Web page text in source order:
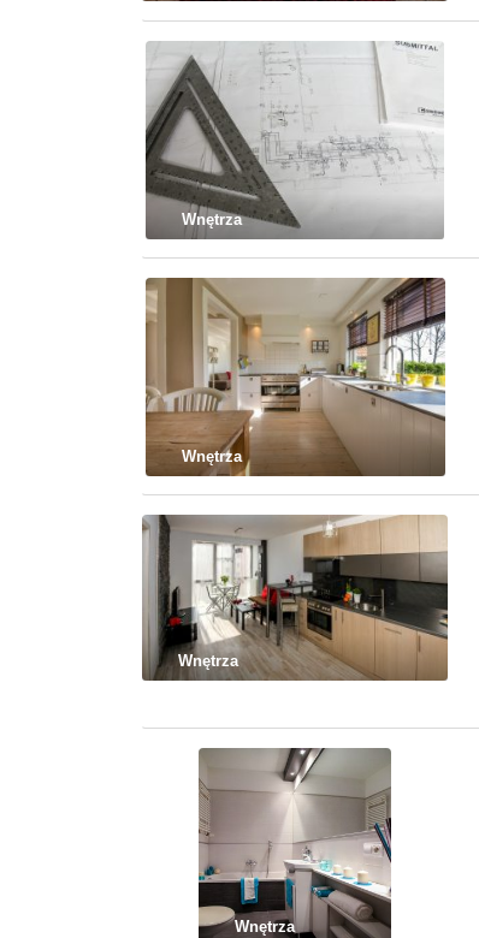
Wnętrza
Wnętrza
Wnętrza
Wnętrza